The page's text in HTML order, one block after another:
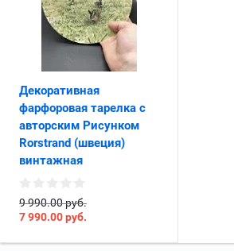
Декоративная
фарфоровая тарелка с
авторским Рисунком
Rorstrand (швеция)
винтажная
9 990.00 руб.
7 990.00руб.